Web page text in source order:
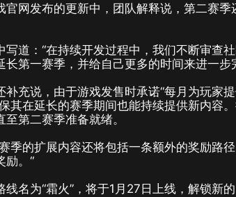
官网发布的更新中，团队解释说，第二赛
写道：“在持续开发过程中，我们不断审查
长第一赛季，并给自己更多的时间来进一步
补充说，由于游戏发售时承诺“每月为玩家
其在延长的赛季期间也能持续提供新内容
至第二赛季准备就绪。
季的扩展内容还将包括一条额外的奖励路
励。“
线名为“霜火”，将于1月27日上线，解锁新